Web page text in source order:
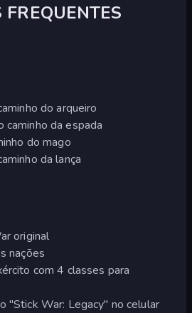
do arqueiro
da espada
do mago
da lança
original
nações
com 4 classes para
"Stick War: Legacy" no celular